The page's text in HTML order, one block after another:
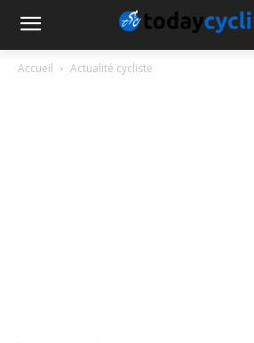
Accueil Actualité cycliste